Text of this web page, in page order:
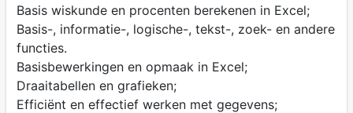
Basis wiskunde en procenten berekenen in Excel;
Basis-, informatie-, logische-, tekst-, zoek- en andere
functies.
Basisbewerkingen en opmaak in Excel;
Draaitabellen en grafieken;
Efficiënt en effectief werken met gegevens;